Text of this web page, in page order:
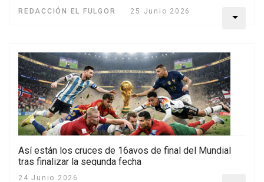
REDACCIÓN EL FULGOR 25 Junio 2026
Así están los cruces de 16avos de final del Mundial
tras finalizar la segunda fecha
24 Junio 2026